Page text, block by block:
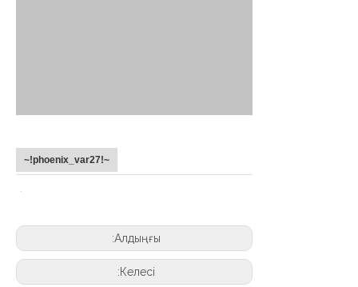
~!phoenix_var27!~
Алдыңғы:
Келесі: